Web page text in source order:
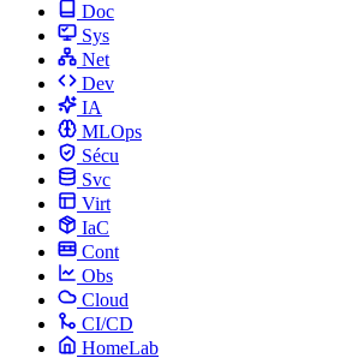
Doc
Sys
Net
Dev
IA
MLOps
Sécu
Svc
Virt
IaC
Cont
Obs
Cloud
CI/CD
HomeLab